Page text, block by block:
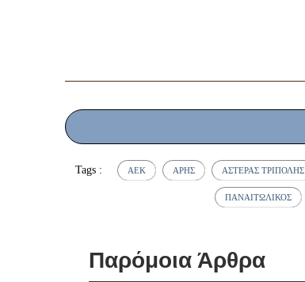
Tags : ΆΕΚ ΆΡΗΣ ΑΣΤΈΡΑΣ ΤΡΊΠΟΛΗΣ
ΠΑΝΑΙΤΩΛΙΚΌΣ
Παρόμοια Άρθρα